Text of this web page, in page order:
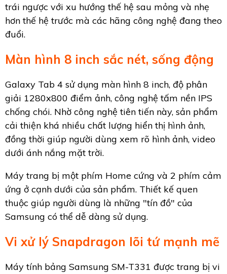
trái ngược với xu hướng thế hệ sau mỏng và nhẹ
hơn thế hệ trước mà các hãng công nghệ đang theo
đuổi.
Màn hình 8 inch sắc nét, sống động
Galaxy Tab 4 sử dụng màn hình 8 inch, độ phân
giải 1280x800 điểm ảnh, công nghệ tấm nền IPS
chống chói. Nhờ công nghệ tiên tiến này, sản phẩm
cải thiện khá nhiều chất lượng hiển thị hình ảnh,
đồng thời giúp người dùng xem rõ hình ảnh, video
dưới ánh nắng mặt trời.
Máy trang bị một phím Home cứng và 2 phím cảm
ứng ở cạnh dưới của sản phẩm. Thiết kế quen
thuộc giúp người dùng là những "tín đồ" của
Samsung có thể dễ dàng sử dụng.
Vi xử lý Snapdragon lõi tứ mạnh mẽ
Máy tính bảng Samsung SM-T331 được trang bị vi